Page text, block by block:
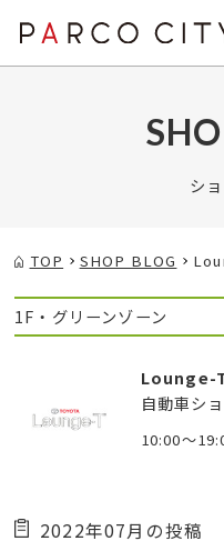
シ
TOP SHOP BLOG
1F・グリーンゾーン
Lounge-
自動車シ
10:00～
2022年07月の投稿